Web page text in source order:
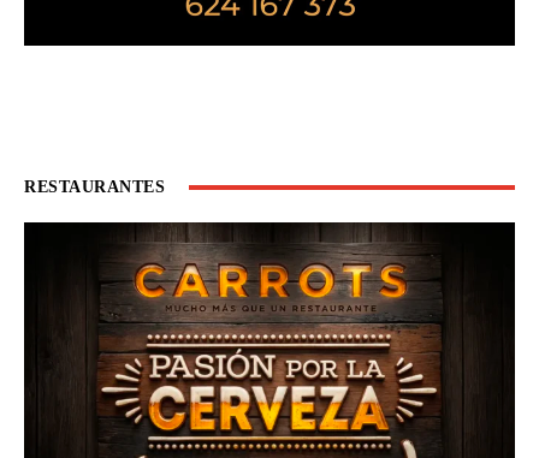
RESTAURANTES